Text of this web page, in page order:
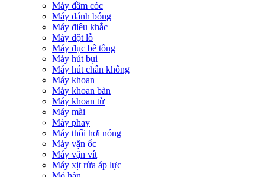
Máy đầm cóc
Máy đánh bóng
Máy điêu khắc
Máy đột lỗ
Máy đục bê tông
Máy hút bụi
Máy hút chân không
Máy khoan
Máy khoan bàn
Máy khoan từ
Máy mài
Máy phay
Máy thổi hơi nóng
Máy vặn ốc
Máy vặn vít
Máy xịt rửa áp lực